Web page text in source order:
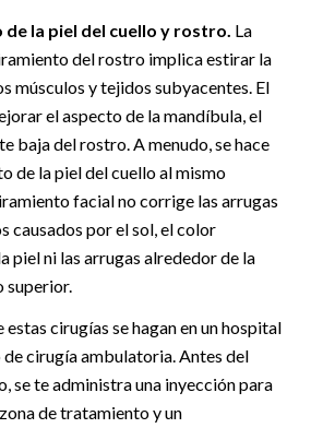
la piel del cuello y rostro. La
del rostro implica estirar la
músculos y tejidos subyacentes. El
el aspecto de la mandíbula, el
baja del rostro. A menudo, se hace
de la piel del cuello al mismo
facial no corrige las arrugas
causados por el sol, el color
piel ni las arrugas alrededor de la
superior.
estas cirugías se hagan en un hospital
de cirugía ambulatoria. Antes del
se te administra una inyección para
de tratamiento y un